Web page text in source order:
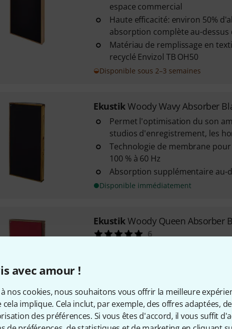
avec amour !
nos cookies, nous souhaitons vous offrir la meilleure
cela implique. Cela inclut, par exemple, des offres adaptées,
des préférences. Si vous êtes d'accord, il vous suffit
espace commercial
Haute efficacité: environ 50%
absorption complète au-dessus
Matériau de remplissage en
recyclé Envizol TB OH50
Disponible sous 2–3 semaines
EkustikWoody Wavy Absorber
Permet l'optimisation du son
studios d'enregistrement, les
Technologie de membrane
100 % à 60 Hz
Absorption supplémentaire au-
Disponible immédiatement
EkustikWoody Queen Absorber
6
absorption complète au-dessus
Matériau de remplissage en
recyclé Envizol TB OH50